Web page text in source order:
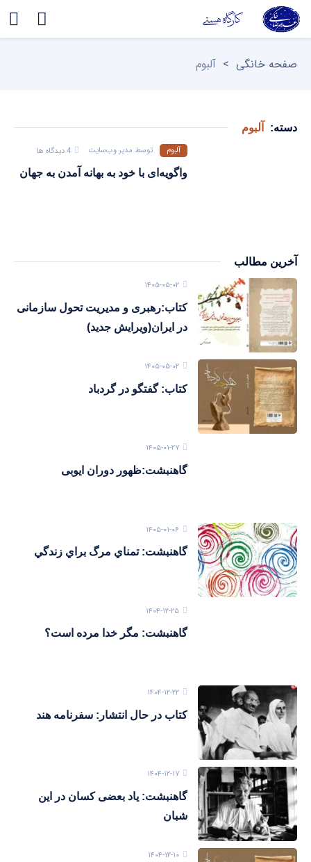
صفحه خانگی > آلبوم
دسته:
آلبوم
آلبوم
توسط مدیر وب‌سایت
4 دیدگاه ها
واگویه‌ای با خود به بهانه آمدن به جهان
آخرین مطالب
۱۴۰۵-۰۵-۰۲
کتاب:رهبری و مدیریت تحول سازمانی
در ایران(ویرایش جدید)
۱۴۰۵-۰۵-۰۲
کتاب: گفتگو در گردباد
۱۴۰۵-۰۱-۲۷
گاهنبشت:ظهور دوران ايوبی
۱۴۰۵-۰۱-۰۶
گاهنبشت: تمناي مرگ براي زندگي
۱۴۰۴-۱۲-۲۵
گاهنبشت: مگر خدا مرده است؟
۱۴۰۴-۱۲-۲۲
کتاب در حال انتشار: سفرنامه هند
۱۴۰۴-۱۲-۱۷
گاهنبشت: یاد بعضی کسان در این
شبان
۱۴۰۴-۱۲-۱۰